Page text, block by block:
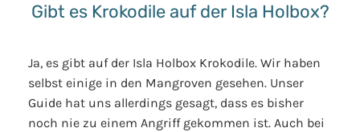
Gibt es Krokodile auf der Isla Holbox?
Ja, es gibt auf der Isla Holbox Krokodile. Wir haben
selbst einige in den Mangroven gesehen. Unser
Guide hat uns allerdings gesagt, dass es bisher
noch nie zu einem Angriff gekommen ist. Auch bei